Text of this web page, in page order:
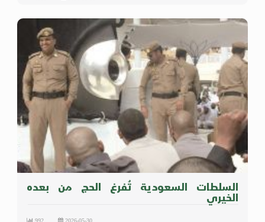
السلطات السعودية تُفرغ الحج من بعده
الخيري
2026-05-30
992